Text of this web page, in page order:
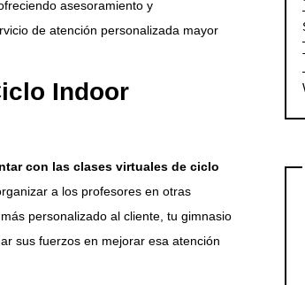
asesoramiento y
de atención personalizada mayor
Indoor
con las clases virtuales de ciclo
a los profesores en otras
personalizado al cliente, tu gimnasio
sus fuerzos en mejorar esa atención